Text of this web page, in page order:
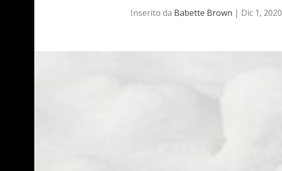
Inserito da Babette Brown | Dic 1, 2020